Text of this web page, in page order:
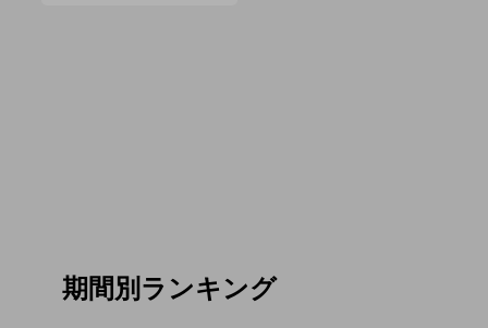
期間別ランキング